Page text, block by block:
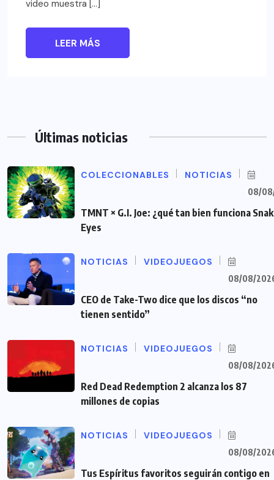
video muestra […]
LEER MÁS
Últimas noticias
COLECCIONABLES NOTICIAS
08/
TMNT × G.I. Joe: ¿qué tan bien funciona
Eyes
NOTICIAS VIDEOJUEGOS
08/08/
CEO de Take-Two dice que los discos “no
tienen sentido”
NOTICIAS VIDEOJUEGOS
08/08/
Red Dead Redemption 2 alcanza los 87
millones de copias
NOTICIAS VIDEOJUEGOS
08/08/
Tus Espíritus favoritos seguirán contigo en